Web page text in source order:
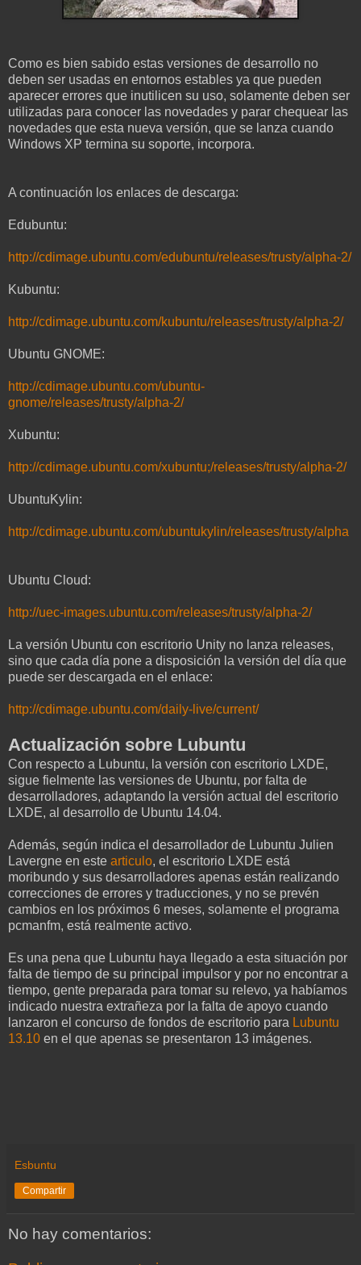
Como es bien sabido estas versiones de desarrollo no
deben ser usadas en entornos estables ya que pueden
aparecer errores que inutilicen su uso, solamente deben ser
utilizadas para conocer las novedades y parar chequear las
novedades que esta nueva versión, que se lanza cuando
Windows XP termina su soporte, incorpora.
A continuación los enlaces de descarga:
Edubuntu:
http://cdimage.ubuntu.com/edubuntu/releases/trusty/alpha-2/
Kubuntu:
http://cdimage.ubuntu.com/kubuntu/releases/trusty/alpha-2/
Ubuntu GNOME:
http://cdimage.ubuntu.com/ubuntu-
gnome/releases/trusty/alpha-2/
Xubuntu:
http://cdimage.ubuntu.com/xubuntu;/releases/trusty/alpha-2/
UbuntuKylin:
http://cdimage.ubuntu.com/ubuntukylin/releases/trusty/alpha
Ubuntu Cloud:
http://uec-images.ubuntu.com/releases/trusty/alpha-2/
La versión Ubuntu con escritorio Unity no lanza releases,
sino que cada día pone a disposición la versión del día que
puede ser descargada en el enlace:
http://cdimage.ubuntu.com/daily-live/current/
Actualización sobre Lubuntu
Con respecto a Lubuntu, la versión con escritorio LXDE,
sigue fielmente las versiones de Ubuntu, por falta de
desarrolladores, adaptando la versión actual del escritorio
LXDE, al desarrollo de Ubuntu 14.04.
Además, según indica el desarrollador de Lubuntu Julien
Lavergne en este articulo, el escritorio LXDE está
moribundo y sus desarrolladores apenas están realizando
correcciones de errores y traducciones, y no se prevén
cambios en los próximos 6 meses, solamente el programa
pcmanfm, está realmente activo.
Es una pena que Lubuntu haya llegado a esta situación por
falta de tiempo de su principal impulsor y por no encontrar a
tiempo, gente preparada para tomar su relevo, ya habíamos
indicado nuestra extrañeza por la falta de apoyo cuando
lanzaron el concurso de fondos de escritorio para Lubuntu
13.10 en el que apenas se presentaron 13 imágenes.
Esbuntu
Compartir
No hay comentarios: